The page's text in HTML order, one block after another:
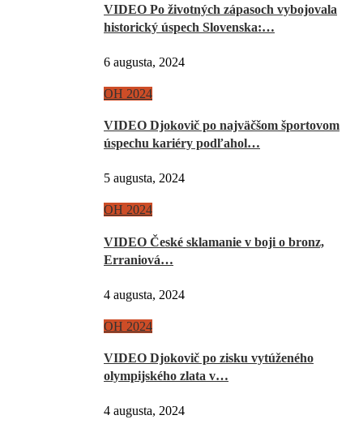
VIDEO Po životných zápasoch vybojovala
historický úspech Slovenska:…
6 augusta, 2024
OH 2024
VIDEO Djokovič po najväčšom športovom
úspechu kariéry podľahol…
5 augusta, 2024
OH 2024
VIDEO České sklamanie v boji o bronz,
Erraniová…
4 augusta, 2024
OH 2024
VIDEO Djokovič po zisku vytúženého
olympijského zlata v…
4 augusta, 2024